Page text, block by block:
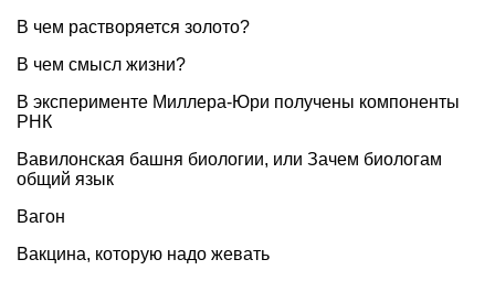
В чем растворяется золото?
В чем смысл жизни?
В эксперименте Миллера-Юри получены компоненты
РНК
Вавилонская башня биологии, или Зачем биологам
общий язык
Вагон
Вакцина, которую надо жевать